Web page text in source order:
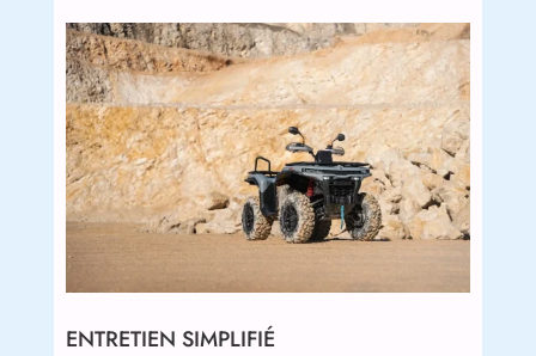
ENTRETIEN SIMPLIFIÉ